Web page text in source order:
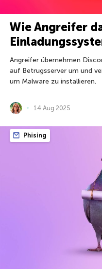
Wie Angreifer
Angreifer übernehmen
auf Betrugsserver um und
um Malware zu installieren.
14 Aug 2025
Phising